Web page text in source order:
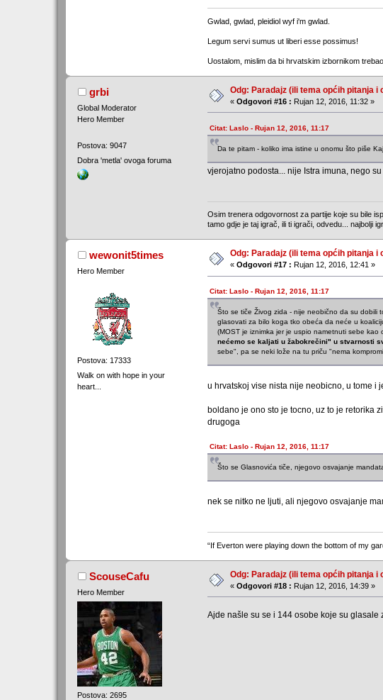
Gwlad, gwlad, pleidiol wyf i'm gwlad.
Legum servi sumus ut liberi esse possimus!
Uostalom, mislim da bi hrvatskim izbornikom
grbi
Global Moderator
Hero Member
Postova: 9047
Dobra 'metla' ovoga foruma
Odg: Paradajz (ili tema općih pitanja i
«Odgovori #16 : Rujan 12, 2016, 11:32 »
Citat: Laslo - Rujan 12, 2016, 11:17
Da te pitam - koliko ima istine u onomu što piše
vjerojatno podosta... nije Istra imuna, nego
Osim trenera odgovornost za partije koje su bile
tamo gdje je taj igrač, ili ti igrači, odvedu... najbolji
wewonit5times
Hero Member
Postova: 17333
Walk on with hope in your
heart...
Odg: Paradajz (ili tema općih pitanja i
«Odgovori #17 : Rujan 12, 2016, 12:41 »
Citat: Laslo - Rujan 12, 2016, 11:17
Što se tiče Živog zida - nije neobično da su dobili
glasovati za bilo koga tko obeća da neće u
(MOST je iznimka jer je uspio nametnuti sebe
nećemo se kaljati u žabokrečini" u stvarnosti
sebe", pa se neki lože na tu priču "nema
u hrvatskoj vise nista nije neobicno, u tome i
boldano je ono sto je tocno, uz to je retorika
drugoga
Citat: Laslo - Rujan 12, 2016, 11:17
Što se Glasnovića tiče, njegovo osvajanje
nek se nitko ne ljuti, ali njegovo osvajanje
“If Everton were playing down the bottom of my
ScouseCafu
Hero Member
Postova: 2695
Odg: Paradajz (ili tema općih pitanja i
«Odgovori #18 : Rujan 12, 2016, 14:39 »
Ajde našle su se i 144 osobe koje su glasale